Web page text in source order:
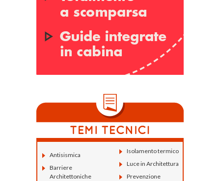
Antisismica
Barriere
Architettoniche
Isolamento termico
Luce in Architettura
Prevenzione